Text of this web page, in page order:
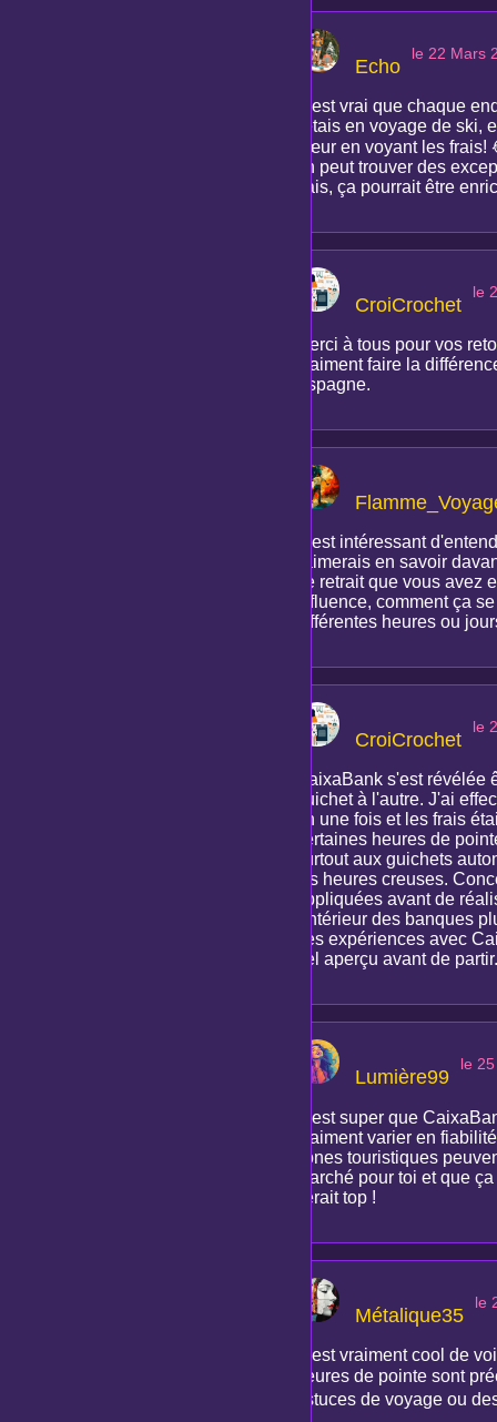
Echo
le 22 Mars
C'est vrai que chaque
j'étais en voyage de ski,
cœur en voyant les
on peut trouver des
frais, ça pourrait être
CroiCrochet
le
Merci à tous pour vos
vraiment faire la
Espagne.
C'est intéressant
j'aimerais en savoir
de retrait que vous
affluence, comment ça
différentes heures ou
CroiCrochet
le
CaixaBank s'est
guichet à l'autre. J'ai
en une fois et les frais
certaines heures de
surtout aux guichets
les heures creuses.
appliquées avant de
l'intérieur des banques
des expériences avec
bel aperçu avant de partir.
Lumière99
le
C'est super que
vraiment varier en
zones touristiques
marché pour toi et que
serait top !
Métalique35
le
C'est vraiment cool de
heures de pointe sont
astuces de voyage ou